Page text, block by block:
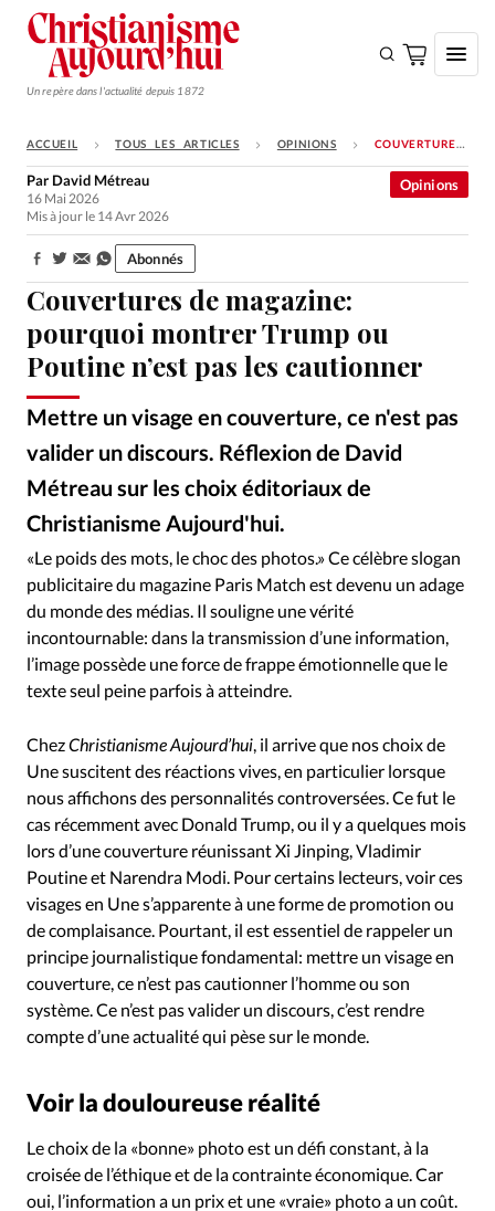
Un repère dans l'actualité depuis 1872
S'ABONNER
Monde
Opinions
Tous les articles
Faire un don
Emploi
Se connecter
Édition: Internationale
Devise:CHF
RUBRIQUES
Tous les articles
Actualité chrétienne
Actualité internationale
Chronique
Culture
Dossier
Eglises Foi Génération réveil
Monde
Opinions
Publireportage
Relations Aujourd'hui
Société
Tour du monde des Eglises
Trait d'Ixène
Vécu
Vie Intérieure
ACCUEIL TOUS LES ARTICLES OPINIONS COUVERTURES DE MAGAZINE: POURQUOI MONTRER TRUMP OU POUTINE N’EST PAS LES CAUTIONNER
Couvertures de magazine:
pourquoi montrer Trump ou
Poutine n’est pas les cautionner
Mettre un visage en couverture, ce n'est pas
valider un discours. Réflexion de David
Métreau sur les choix éditoriaux de
Christianisme Aujourd'hui.
Opinions
Par David Métreau
16 Mai 2026
Mis à jour le 14 Avr 2026
Partager: Abonnés
©Canva AI mockups / Christianime Aujourd'hui
«Le poids des mots, le choc des photos.» Ce célèbre slogan
publicitaire du magazine Paris Match est devenu un adage
du monde des médias. Il souligne une vérité
incontournable: dans la transmission d’une information,
l’image possède une force de frappe émotionnelle que le
texte seul peine parfois à atteindre.
ChezChristianisme Aujourd’hui, il arrive que nos choix de
Une suscitent des réactions vives, en particulier lorsque
nous affichons des personnalités controversées. Ce fut le
cas récemment avec Donald Trump, ou il y a quelques mois
lors d’une couverture réunissant Xi Jinping, Vladimir
Poutine et Narendra Modi. Pour certains lecteurs, voir ces
visages en Une s’apparente à une forme de promotion ou
de complaisance. Pourtant, il est essentiel de rappeler un
principe journalistique fondamental: mettre un visage en
couverture, ce n’est pas cautionner l’homme ou son
système. Ce n’est pas valider un discours, c’est rendre
compte d’une actualité qui pèse sur le monde.
Voir la douloureuse réalité
Le choix de la «bonne» photo est un défi constant, à la
croisée de l’éthique et de la contrainte économique. Car
oui, l’information a un prix et une «vraie» photo a un coût.